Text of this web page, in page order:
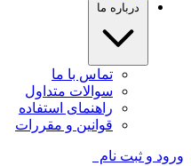
درباره ما
تماس با ما
سوالات متداول
راهنمای استفاده
قوانین و مقررات
ورود و ثبت نام